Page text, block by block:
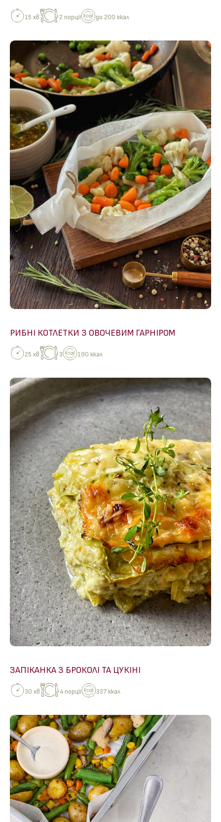
15 хв 2 порції до 200 ккал
РИБНІ КОТЛЕТКИ З ОВОЧЕВИМ ГАРНІРОМ
25 хв 3 190 ккал
ЗАПІКАНКА З БРОКОЛІ ТА ЦУКІНІ
30 хв 4 порції 337 ккал